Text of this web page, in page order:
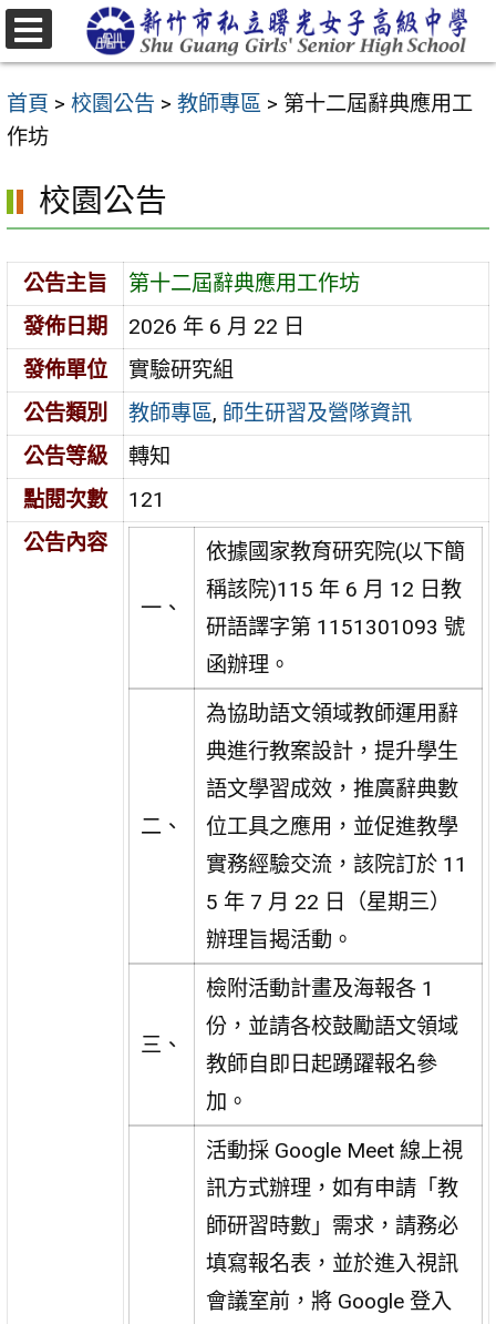
跳
至
要
內
區
首頁 > 校園公告 > 教師專區 > 第十二屆辭典應用工
作坊
校園公告
公告主旨
第十二屆辭典應用工作坊
發佈日期
2026 年 6 月 22 日
發佈單位
實驗研究組
公告類別
教師專區, 師生研習及營隊資訊
公告等級
轉知
點閱次數
121
公告內容
一、
依據國家教育研究院(以下簡
稱該院)115 年 6 月 12 日教
研語譯字第 1151301093 號
函辦理。
二、
為協助語文領域教師運用辭
典進行教案設計，提升學生
語文學習成效，推廣辭典數
位工具之應用，並促進教學
實務經驗交流，該院訂於 11
5 年 7 月 22 日（星期三）
辦理旨揭活動。
三、
檢附活動計畫及海報各 1
份，並請各校鼓勵語文領域
教師自即日起踴躍報名參
加。
活動採 Google Meet 線上視
訊方式辦理，如有申請「教
師研習時數」需求，請務必
填寫報名表，並於進入視訊
會議室前，將 Google 登入
選
單